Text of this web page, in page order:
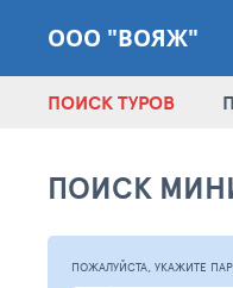
ООО "ВОЯЖ"
ПОИСК ТУРОВ
ПОИСК
ПОЖАЛУЙСТА, УКАЖИТЕ